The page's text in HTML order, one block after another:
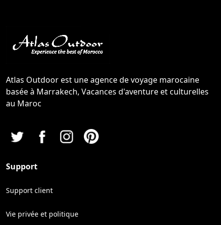
Atlas Outdoor est une agence de voyage marocaine
basée à Marrakech, Vacances d'aventure et culturelles
au Maroc
Support
Support client
Vie privée et politique